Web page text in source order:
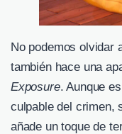
No podemos olvidar
también hace una
Exposure. Aunque
culpable del crimen,
añade un toque de